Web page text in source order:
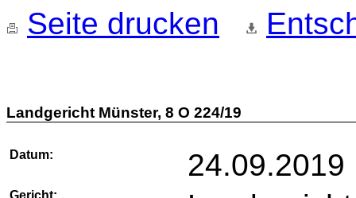
Seite drucken
Landgericht Münster, 8 O 224/19
Datum: 24.09.2019